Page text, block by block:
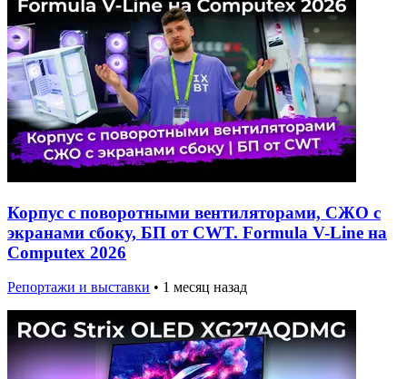
Корпус с поворотными вентиляторами, СЖО с
экранами сбоку, БП от CWT. Formula V-Line на
Computex 2026
Репортажи и выставки • 1 месяц назад